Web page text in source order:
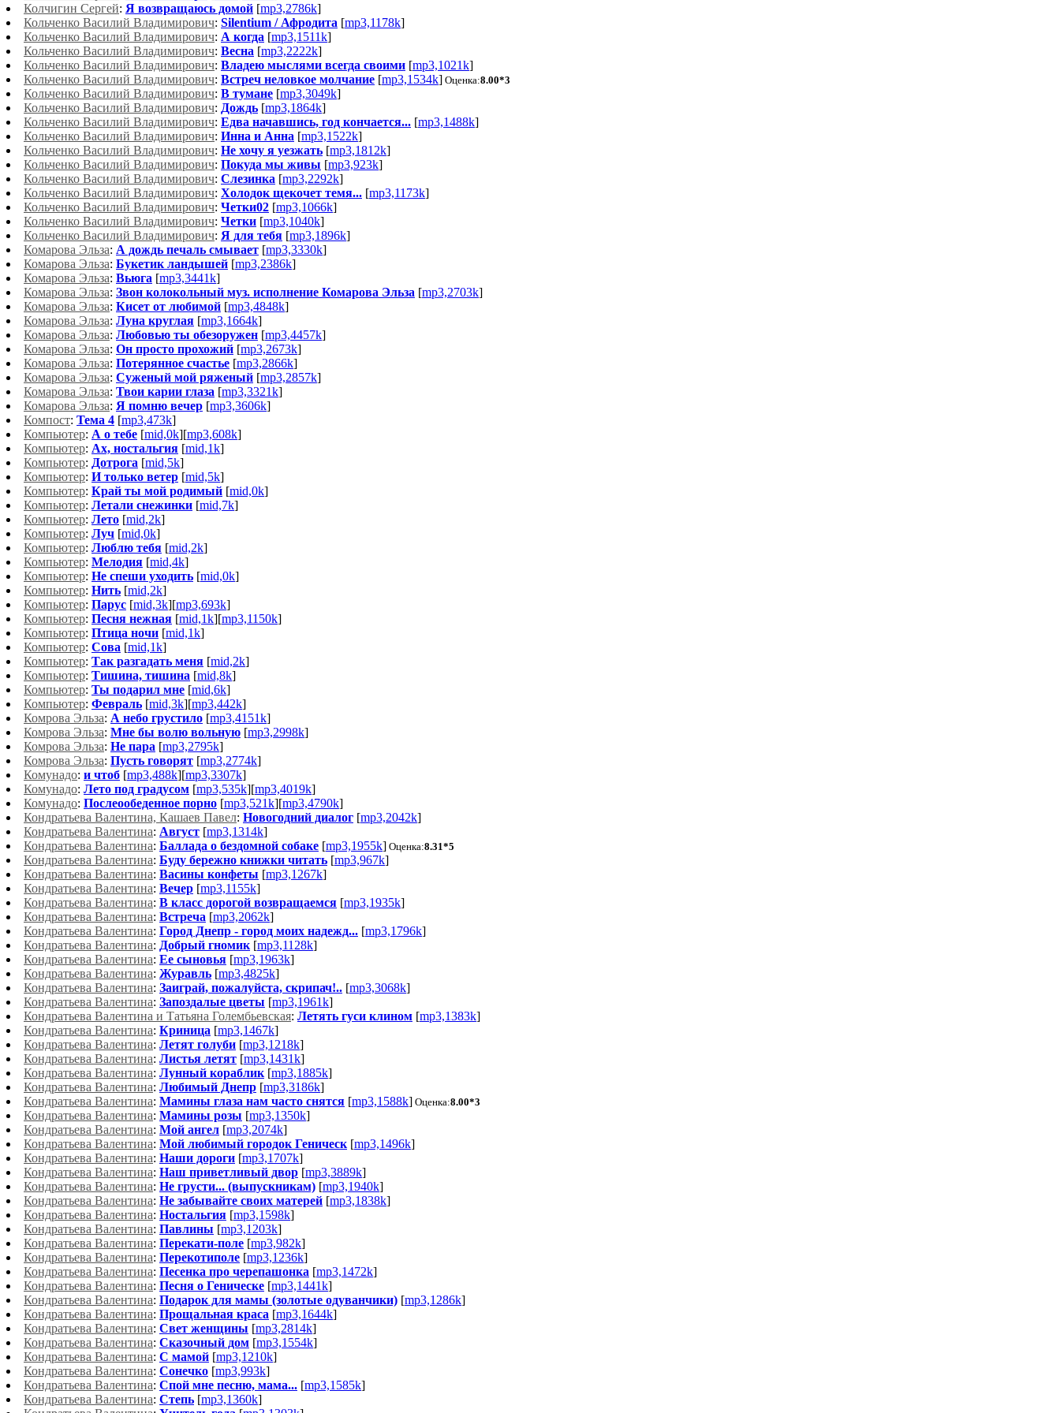
Колчигин Сергей: Я возвращаюсь домой [mp3,2786k]
Кольченко Василий Владимирович: Silentium / Афродита [mp3,1178k]
Кольченко Василий Владимирович: А когда [mp3,1511k]
Кольченко Василий Владимирович: Весна [mp3,2222k]
Кольченко Василий Владимирович: Владею мыслями всегда своими [mp3,1021k]
Кольченко Василий Владимирович: Встреч неловкое молчание [mp3,1534k] Оценка:8.00*3
Кольченко Василий Владимирович: В тумане [mp3,3049k]
Кольченко Василий Владимирович: Дождь [mp3,1864k]
Кольченко Василий Владимирович: Едва начавшись, год кончается... [mp3,1488k]
Кольченко Василий Владимирович: Инна и Анна [mp3,1522k]
Кольченко Василий Владимирович: Не хочу я уезжать [mp3,1812k]
Кольченко Василий Владимирович: Покуда мы живы [mp3,923k]
Кольченко Василий Владимирович: Слезинка [mp3,2292k]
Кольченко Василий Владимирович: Холодок щекочет темя... [mp3,1173k]
Кольченко Василий Владимирович: Четки02 [mp3,1066k]
Кольченко Василий Владимирович: Четки [mp3,1040k]
Кольченко Василий Владимирович: Я для тебя [mp3,1896k]
Комарова Эльза: А дождь печаль смывает [mp3,3330k]
Комарова Эльза: Букетик ландышей [mp3,2386k]
Комарова Эльза: Вьюга [mp3,3441k]
Комарова Эльза: Звон колокольный муз. исполнение Комарова Эльза [mp3,2703k]
Комарова Эльза: Кисет от любимой [mp3,4848k]
Комарова Эльза: Луна круглая [mp3,1664k]
Комарова Эльза: Любовью ты обезоружен [mp3,4457k]
Комарова Эльза: Он просто прохожий [mp3,2673k]
Комарова Эльза: Потерянное счастье [mp3,2866k]
Комарова Эльза: Суженый мой ряженый [mp3,2857k]
Комарова Эльза: Твои карии глаза [mp3,3321k]
Комарова Эльза: Я помню вечер [mp3,3606k]
Компост: Тема 4 [mp3,473k]
Компьютер: А о тебе [mid,0k][mp3,608k]
Компьютер: Ах, ностальгия [mid,1k]
Компьютер: Дотрога [mid,5k]
Компьютер: И только ветер [mid,5k]
Компьютер: Край ты мой родимый [mid,0k]
Компьютер: Летали снежинки [mid,7k]
Компьютер: Лето [mid,2k]
Компьютер: Луч [mid,0k]
Компьютер: Люблю тебя [mid,2k]
Компьютер: Мелодия [mid,4k]
Компьютер: Не спеши уходить [mid,0k]
Компьютер: Нить [mid,2k]
Компьютер: Парус [mid,3k][mp3,693k]
Компьютер: Песня нежная [mid,1k][mp3,1150k]
Компьютер: Птица ночи [mid,1k]
Компьютер: Сова [mid,1k]
Компьютер: Так разгадать меня [mid,2k]
Компьютер: Тишина, тишина [mid,8k]
Компьютер: Ты подарил мне [mid,6k]
Компьютер: Февраль [mid,3k][mp3,442k]
Комрова Эльза: А небо грустило [mp3,4151k]
Комрова Эльза: Мне бы волю вольную [mp3,2998k]
Комрова Эльза: Не пара [mp3,2795k]
Комрова Эльза: Пусть говорят [mp3,2774k]
Комунадо: и чтоб [mp3,488k][mp3,3307k]
Комунадо: Лето под градусом [mp3,535k][mp3,4019k]
Комунадо: Послеообеденное порно [mp3,521k][mp3,4790k]
Кондратьева Валентина, Кашаев Павел: Новогодний диалог [mp3,2042k]
Кондратьева Валентина: Август [mp3,1314k]
Кондратьева Валентина: Баллада о бездомной собаке [mp3,1955k] Оценка:8.31*5
Кондратьева Валентина: Буду бережно книжки читать [mp3,967k]
Кондратьева Валентина: Васины конфеты [mp3,1267k]
Кондратьева Валентина: Вечер [mp3,1155k]
Кондратьева Валентина: В класс дорогой возвращаемся [mp3,1935k]
Кондратьева Валентина: Встреча [mp3,2062k]
Кондратьева Валентина: Город Днепр - город моих надежд... [mp3,1796k]
Кондратьева Валентина: Добрый гномик[mp3,1128k]
Кондратьева Валентина: Ее сыновья [mp3,1963k]
Кондратьева Валентина: Журавль [mp3,4825k]
Кондратьева Валентина: Заиграй, пожалуйста, скрипач!.. [mp3,3068k]
Кондратьева Валентина: Запоздалые цветы [mp3,1961k]
Кондратьева Валентина и Татьяна Голембьевская: Летять гуси клином [mp3,1383k]
Кондратьева Валентина: Криница [mp3,1467k]
Кондратьева Валентина: Летят голуби [mp3,1218k]
Кондратьева Валентина: Листья летят [mp3,1431k]
Кондратьева Валентина: Лунный кораблик[mp3,1885k]
Кондратьева Валентина: Любимый Днепр [mp3,3186k]
Кондратьева Валентина: Мамины глаза нам часто снятся [mp3,1588k] Оценка:8.00*3
Кондратьева Валентина: Мамины розы [mp3,1350k]
Кондратьева Валентина: Мой ангел [mp3,2074k]
Кондратьева Валентина: Мой любимый городок Геническ[mp3,1496k]
Кондратьева Валентина: Наши дороги [mp3,1707k]
Кондратьева Валентина: Наш приветливый двор [mp3,3889k]
Кондратьева Валентина: Не грусти... (выпускникам) [mp3,1940k]
Кондратьева Валентина: Не забывайте своих матерей [mp3,1838k]
Кондратьева Валентина: Ностальгия [mp3,1598k]
Кондратьева Валентина: Павлины [mp3,1203k]
Кондратьева Валентина: Перекати-поле [mp3,982k]
Кондратьева Валентина: Перекотиполе [mp3,1236k]
Кондратьева Валентина: Песенка про черепашонка [mp3,1472k]
Кондратьева Валентина: Песня о Геническе [mp3,1441k]
Кондратьева Валентина: Подарок для мамы (золотые одуванчики) [mp3,1286k]
Кондратьева Валентина: Прощальная краса [mp3,1644k]
Кондратьева Валентина: Свет женщины [mp3,2814k]
Кондратьева Валентина: Сказочный дом [mp3,1554k]
Кондратьева Валентина: С мамой [mp3,1210k]
Кондратьева Валентина: Сонечко [mp3,993k]
Кондратьева Валентина: Спой мне песню, мама... [mp3,1585k]
Кондратьева Валентина: Степь [mp3,1360k]